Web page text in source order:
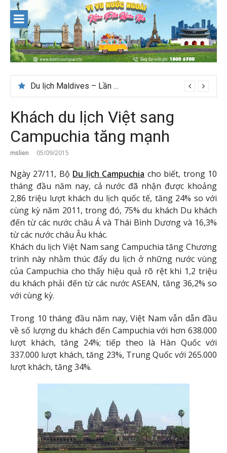
content
Du lịch Maldives – Lần đầu nên đi đâu, chơi gì?
Khách du lịch Việt sang
Campuchia tăng mạnh
mslien 05/09/2015
Ngày 27/11, Bộ Du lịch Campuchia cho biết, trong 10
tháng đầu năm nay, cả nước đã nhận được khoảng
2,86 triệu lượt khách du lịch quốc tế, tăng 24% so với
cùng kỳ năm 2011, trong đó, 75% du khách Du khách
đến từ các nước châu Á và Thái Bình Dương và 16,3%
từ các nước châu Âu khác.
Khách du lịch Việt Nam sang Campuchia tăng Chương
trình này nhằm thúc đẩy du lịch ở những nước vùng
của Campuchia cho thấy hiệu quả rõ rệt khi 1,2 triệu
du khách phải đến từ các nước ASEAN, tăng 36,2% so
với cùng kỳ.
Trong 10 tháng đầu năm nay, Việt Nam vẫn dẫn đầu
về số lượng du khách đến Campuchia với hơn 638.000
lượt khách, tăng 24%; tiếp theo là Hàn Quốc với
337.000 lượt khách, tăng 23%, Trung Quốc với 265.000
lượt khách, tăng 34%.